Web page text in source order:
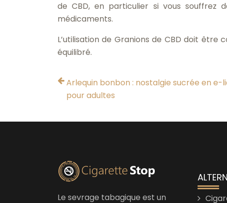
de CBD, en particulier si vous souffrez
médicaments.
L’utilisation de Granions de CBD doit
équilibré.
Arlequin bonbon : nostalgie sucrée en e-
pour adultes
Le sevrage tabagique est un